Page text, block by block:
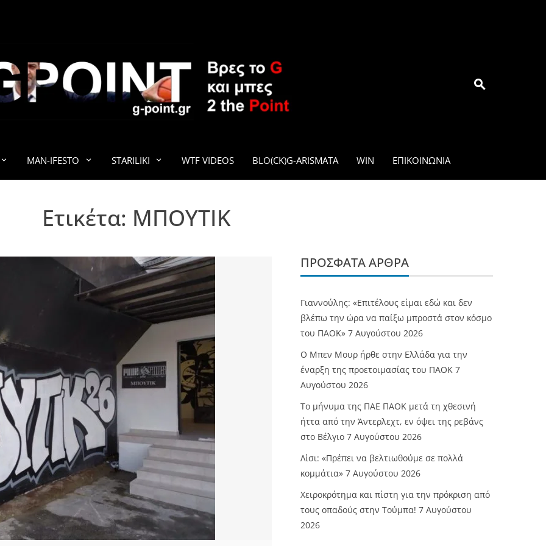
G-POINT.GR
MAN-IFESTO STARILIKI WTF VIDEOS BLO(CK)G-ARISMATA WIN ΕΠΙΚΟΙΝΩΝΊΑ
Ετικέτα: ΜΠΟΥΤΙΚ
ΠΡΌΣΦΑΤΑ ΆΡΘΡΑ
Γιαννούλης: «Επιτέλους είμαι εδώ και δεν
βλέπω την ώρα να παίξω μπροστά στον κόσμο
του ΠΑΟΚ» 7 Αυγούστου 2026
O Mπεν Μουρ ήρθε στην Ελλάδα για την
έναρξη της προετοιμασίας του ΠΑΟΚ 7
Αυγούστου 2026
Το μήνυμα της ΠΑΕ ΠΑΟΚ μετά τη χθεσινή
ήττα από την Άντερλεχτ, εν όψει της ρεβάνς
στο Βέλγιο 7 Αυγούστου 2026
Λίσι: «Πρέπει να βελτιωθούμε σε πολλά
κομμάτια» 7 Αυγούστου 2026
Χειροκρότημα και πίστη για την πρόκριση από
τους οπαδούς στην Τούμπα! 7 Αυγούστου
2026